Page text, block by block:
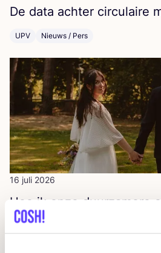
De data ach­ter cir­cu­lai­re
UPV Nieuws / Pers
16 juli 2026
Hoe ik onze duur­za­me­re
organiseerde